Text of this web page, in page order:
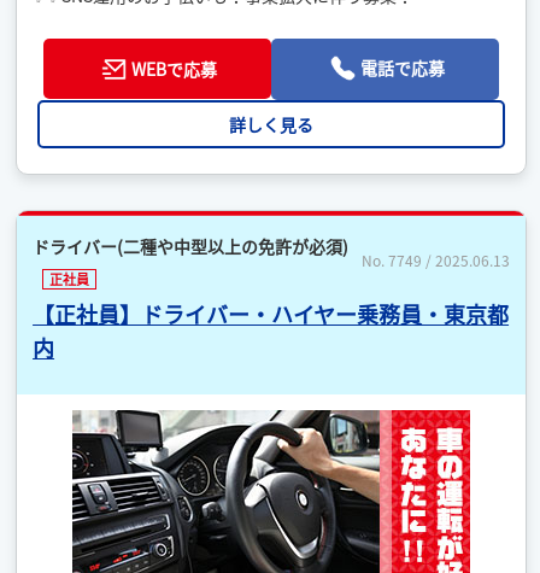
WEBで応募 電話で応募
詳しく見る
ドライバー(二種や中型以上の免許が必須)
正社員
No. 7749 / 2025.06.13
【正社員】ドライバー・ハイヤー乗務員・東京都
内